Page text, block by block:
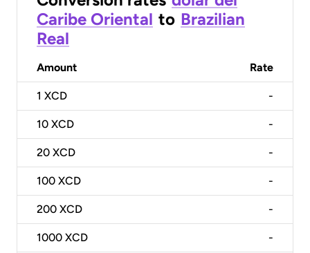
Caribe Oriental to Brazilian
Real
Amount Rate
1 XCD -
10 XCD -
20 XCD -
100 XCD -
200 XCD -
1000 XCD -